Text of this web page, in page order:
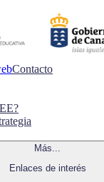
Contacto
Más...
Enlaces de interés